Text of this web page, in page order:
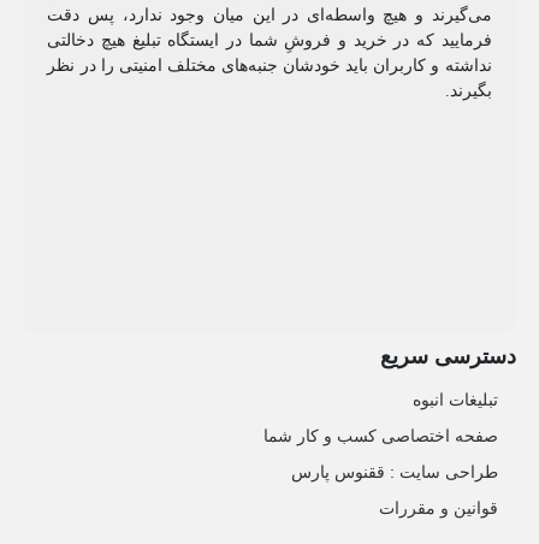
می‌گیرند و هیچ واسطه‌ای در این میان وجود ندارد، پس دقت
فرمایید که در خرید و فروشِ شما در ایستگاه تبلیغ هیچ دخالتی
نداشته و کاربران باید خودشان جنبه‌های مختلف امنیتی را در نظر
بگیرند.
دسترسی سریع
تبلیغات انبوه
صفحه اختصاصی کسب و کار شما
طراحی سایت :‌ ققنوس پارس
قوانین و مقررات